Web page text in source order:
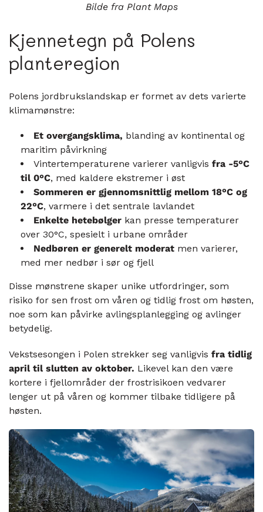
Bilde fra Plant Maps
Kjennetegn på Polens
planteregion
Polens jordbrukslandskap er formet av dets varierte
klimamønstre:
Et overgangsklima, blanding av kontinental og
maritim påvirkning
Vintertemperaturene varierer vanligvis fra -5°C
til 0°C, med kaldere ekstremer i øst
Sommeren er gjennomsnittlig mellom 18°C ​​og
22°C, varmere i det sentrale lavlandet
Enkelte hetebølger kan presse temperaturer
over 30°C, spesielt i urbane områder
Nedbøren er generelt moderat men varierer,
med mer nedbør i sør og fjell
Disse mønstrene skaper unike utfordringer, som
risiko for sen frost om våren og tidlig frost om høsten,
noe som kan påvirke avlingsplanlegging og avlinger
betydelig.
Vekstsesongen i Polen strekker seg vanligvis fra tidlig
april til slutten av oktober. Likevel kan den være
kortere i fjellområder der frostrisikoen vedvarer
lenger ut på våren og kommer tilbake tidligere på
høsten.